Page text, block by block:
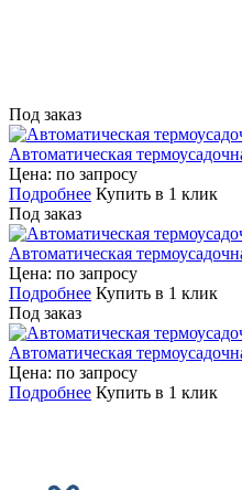
Под заказ
Автоматическая
Цена: по запросу
Подробнее Купить в 1 клик
Под заказ
Автоматическая
Цена: по запросу
Подробнее Купить в 1 клик
Под заказ
Автоматическая
Цена: по запросу
Подробнее Купить в 1 клик